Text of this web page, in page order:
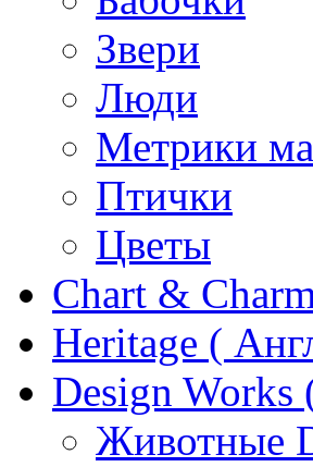
Звери
Люди
Метрики
Птички
Цветы
Chart &
Heritage (
Design
Животные